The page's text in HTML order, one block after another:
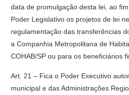
data de promulgação desta lei, ao
Poder Legislativo os projetos de lei
regulamentação das transferências
a Companhia Metropolitana de
COHAB/SP ou para os beneficiários
Art. 21 – Fica o Poder Executivo
municipal e das Administrações